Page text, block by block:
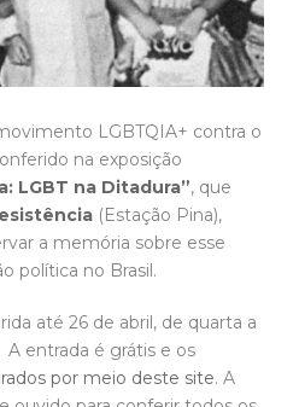
LGBTQIA+ contra o
na exposição
LGBT na Ditadura”, que
(Estação Pina),
a memória sobre esse
política no Brasil.
até 26 de abril, de quarta a
A entrada é grátis e os
por meio deste site. A